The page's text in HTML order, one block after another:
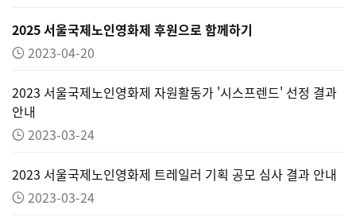
2025 서울국제노인영화제 후원으로 함께하기
2023-04-20
2023 서울국제노인영화제 자원활동가 '시스프렌드' 선정 결과
안내
2023-03-24
2023 서울국제노인영화제 트레일러 기획 공모 심사 결과 안내
2023-03-24